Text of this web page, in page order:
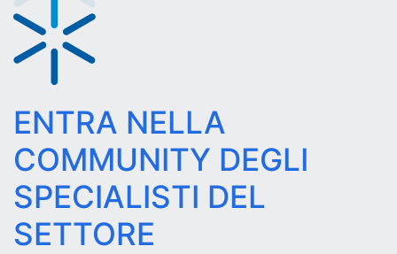
ENTRA NELLA
COMMUNITY DEGLI
SPECIALISTI DEL
SETTORE